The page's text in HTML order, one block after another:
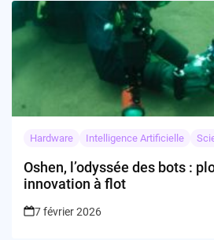
Hardware Intelligence Artificielle
Oshen, l’odyssée des bots :
innovation à flot
7 février 2026